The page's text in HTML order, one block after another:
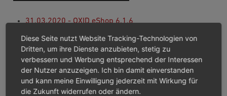
31.03.2020 - OXID eShop 6.1.6
Previous
© Copyright 2003 – 2026, OXID eSales AG.
Diese Seite nutzt Website Tracking-Technologien von
Dritten, um ihre Dienste anzubieten, stetig zu
verbessern und Werbung entsprechend der Interessen
der Nutzer anzuzeigen. Ich bin damit einverstanden
und kann meine Einwilligung jederzeit mit Wirkung für
die Zukunft widerrufen oder ändern.